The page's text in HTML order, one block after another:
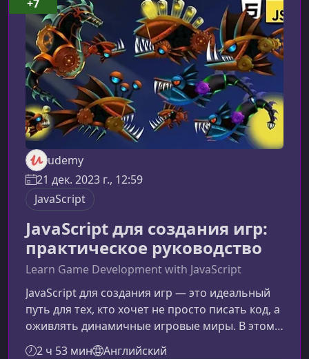
контента. Что можно улучшить:1. Уточнить
ценностное предложение Сейчас опис
udemy
21 дек. 2023 г., 12:59
JavaScript
JavaScript для создания игр:
практическое руководство
Learn Game Development with JavaScript
JavaScript для создания игр — это идеальный
путь для тех, кто хочет не просто писать код, а
оживлять динамичные игровые миры. В этом
руководстве вы узнаете, как используя чистый
2 ч 53 мин Английский
+7